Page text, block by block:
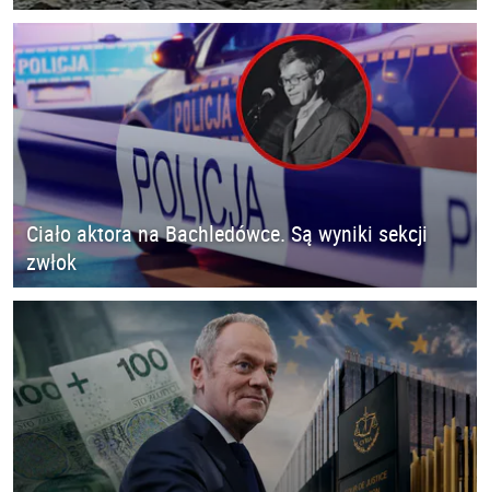
Ciało aktora na Bachledówce. Są wyniki sekcji
zwłok